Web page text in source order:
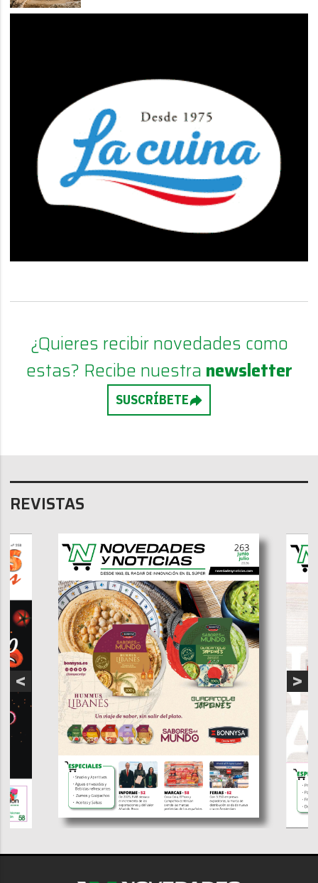
¿Quieres recibir novedades como
estas? Recibe nuestra newsletter
SUSCRÍBETE
REVISTAS